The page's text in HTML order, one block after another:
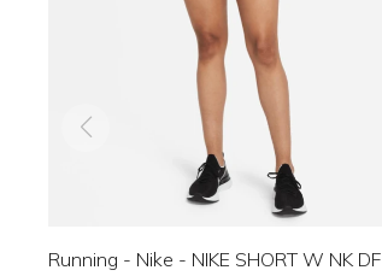
Running - Nike - NIKE SHORT W NK DF